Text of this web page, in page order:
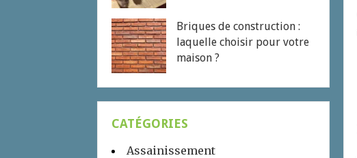
Briques de construction :
laquelle choisir pour votre
maison ?
CATÉGORIES
Assainissement